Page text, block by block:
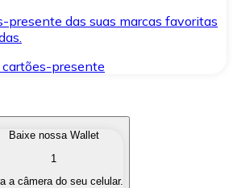
presente das suas marcas favoritas
cartões-presente
de seu interesse de forma
Baixe nossa Wallet
1
a câmera do seu celular.